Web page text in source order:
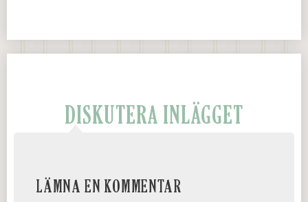
DISKUTERA INLÄGGET
LÄMNA EN KOMMENTAR